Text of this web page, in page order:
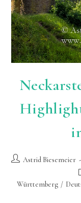
Beitrags-Astrid Biesemeier
Württemberg /